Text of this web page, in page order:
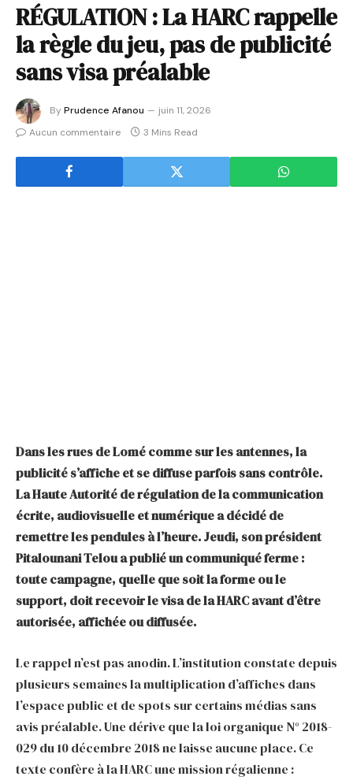
RÉGULATION : La HARC rappelle
la règle du jeu, pas de publicité
sans visa préalable
ByPrudence Afanou
juin 11, 2026
Aucun commentaire
3 Mins Read
Dans les rues de Lomé comme sur les antennes, la
publicité s’affiche et se diffuse parfois sans contrôle.
La Haute Autorité de régulation de la communication
écrite, audiovisuelle et numérique a décidé de
remettre les pendules à l’heure. Jeudi, son président
Pitalounani Telou a publié un communiqué ferme :
toute campagne, quelle que soit la forme ou le
support, doit recevoir le visa de la HARC avant d’être
autorisée, affichée ou diffusée.
Le rappel n’est pas anodin. L’institution constate depuis
plusieurs semaines la multiplication d’affiches dans
l’espace public et de spots sur certains médias sans
avis préalable. Une dérive que la loi organique N° 2018-
029 du 10 décembre 2018 ne laisse aucune place. Ce
texte confère à la HARC une mission régalienne :